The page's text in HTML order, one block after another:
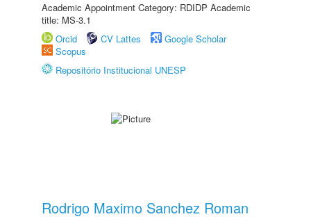
Academic Appointment Category: RDIDP Academic
title: MS-3.1
Orcid
CV Lattes
Google Scholar
Scopus
Repositório Institucional UNESP
Rodrigo Maximo Sanchez Roman